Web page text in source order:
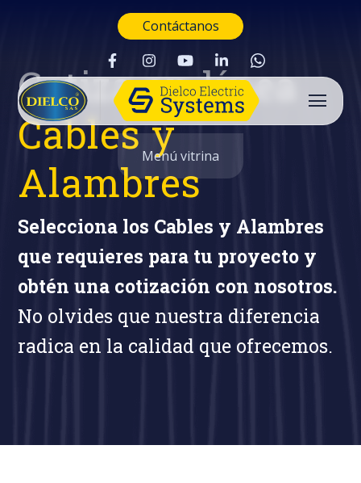
Contáctanos
Buscar
Menú vitrina
Cotiza en línea
Cables y
Alambres
Selecciona los Cables y Alambres
que requieres para tu proyecto y
obtén una cotización con nosotros.
No olvides que nuestra diferencia
radica en la calidad que ofrecemos.